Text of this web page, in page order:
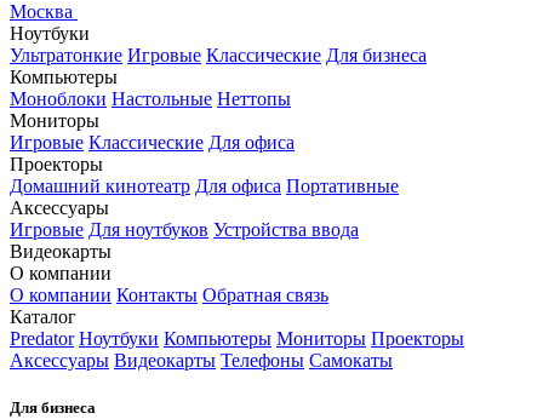
Москва
Ноутбуки
Ультратонкие Игровые Классические Для бизнеса
Компьютеры
Моноблоки Настольные Неттопы
Мониторы
Игровые Классические Для офиса
Проекторы
Домашний кинотеатр Для офиса Портативные
Аксессуары
Игровые Для ноутбуков Устройства ввода
Видеокарты
О компании
О компании Контакты Обратная связь
Каталог
Predator Ноутбуки Компьютеры Мониторы Проекторы
Аксессуары Видеокарты Телефоны Самокаты
Для бизнеса